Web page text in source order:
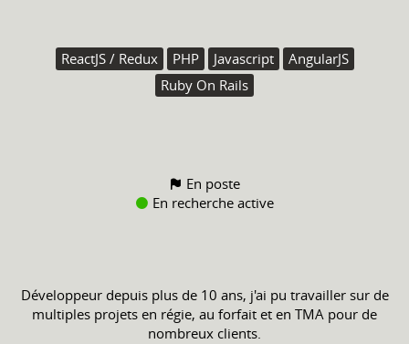
ReactJS / Redux PHP Javascript
AngularJS
Ruby On Rails
En poste
En recherche active
Développeur depuis plus de 10 ans, j'ai pu travailler sur de
multiples projets en régie, au forfait et en TMA pour de
nombreux clients.